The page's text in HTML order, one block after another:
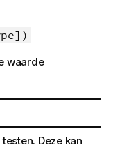
waarde
Deze kan